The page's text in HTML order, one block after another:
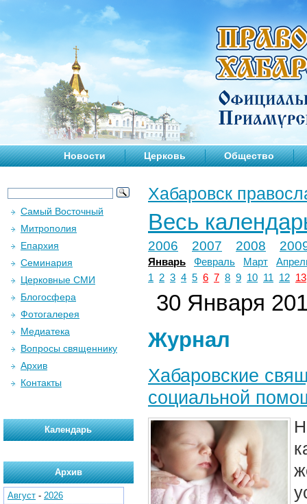
Новости Церковь Общество
Хабаровск
Весь
2006 2007 2008
Январь Февраль Март
1
2 3 4 5 6 7 8 9 10 11 12 13
30 Января
Журнал
Хабаровские
социальной
Самый Восточный
Митрополия
Епархия
Семинария
Церковные СМИ
Блогосфера
Фотогалерея
Медиатека
Вопросы священнику
Архив
Контакты
Календарь
Архив
Август - 2026